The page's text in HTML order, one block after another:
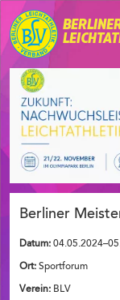
Berliner
Datum:
Ort: Sportforum
Verein: BLV